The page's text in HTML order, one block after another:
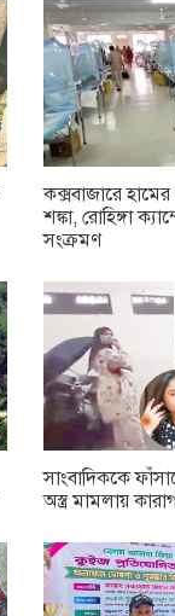
কক্সবাজারে
শঙ্কা, রোহিঙ্গা
সংক্রমণ
সাংবাদিককে
অস্ত্র মামলায়